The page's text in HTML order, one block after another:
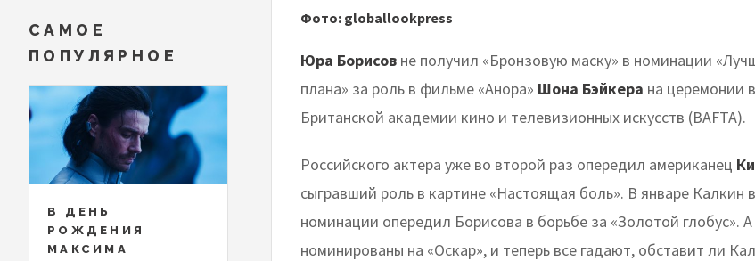
Фото: globallookpress
Юра Борисов не получил «Бронзовую маску» в номинации
плана» за роль в фильме «Анора» Шона Бэйкера на церемонии
Британской академии кино и телевизионных искусств (BAFTA).
Российского актера уже во второй раз опередил американец
сыгравший роль в картине «Настоящая боль». В январе Калкин
номинации опередил Борисова в борьбе за «Золотой глобус».
номинированы на «Оскар», и теперь все гадают, обставит ли
САМОЕ
ПОПУЛЯРНОЕ
В ДЕНЬ
РОЖДЕНИЯ
МАКСИМА